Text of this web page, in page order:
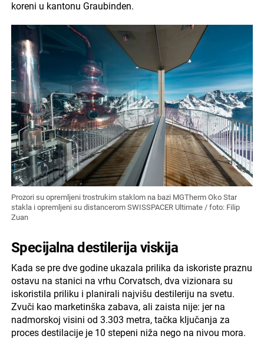
koreni u kantonu Graubinden.
Prozori su opremljeni trostrukim staklom na bazi MGTherm Oko Star
stakla i opremljeni su distancerom SWISSPACER Ultimate / foto: Filip
Zuan
Specijalna destilerija viskija
Kada se pre dve godine ukazala prilika da iskoriste praznu
ostavu na stanici na vrhu Corvatsch, dva vizionara su
iskoristila priliku i planirali najvišu destileriju na svetu.
Zvuči kao marketinška zabava, ali zaista nije: jer na
nadmorskoj visini od 3.303 metra, tačka ključanja za
proces destilacije je 10 stepeni niža nego na nivou mora.